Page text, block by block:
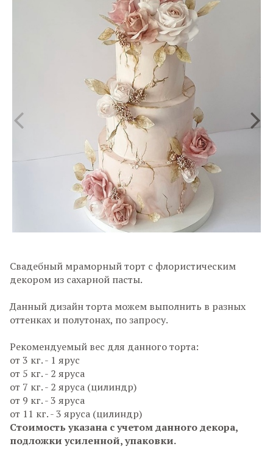
Свадебный мраморный торт с флористическим
декором из сахарной пасты.
Данный дизайн торта можем выполнить в разных
оттенках и полутонах, по запросу.
Рекомендуемый вес для данного торта:
от 3 кг. - 1 ярус
от 5 кг. - 2 яруса
от 7 кг. - 2 яруса (цилиндр)
от 9 кг. - 3 яруса
от 11 кг. - 3 яруса (цилиндр)
Стоимость указана с учетом данного декора,
подложки усиленной, упаковки.